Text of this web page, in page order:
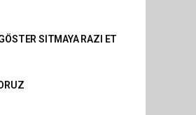
SITMAYA RAZI ET